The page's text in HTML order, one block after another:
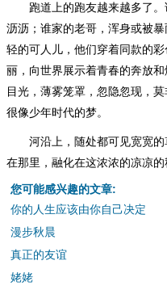
跑道上的跑友越来越多了
沥沥；谁家的老哥，浑身或被
轻的可人儿，他们穿着同款的
丽，向世界展示着青春的奔放
目光，薄雾笼罩，忽隐忽现，
很像少年时代的梦。
河沿上，随处都可见宽宽
在那里，融化在这浓浓的凉凉
您可能感兴趣的文章:
你的人生应该由你自己决定
漫步秋晨
真正的友谊
姥姥